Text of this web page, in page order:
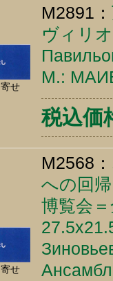
せ
M2891：
ヴィリ
М.:
税込価
せ
M2568：
への回
博覧会